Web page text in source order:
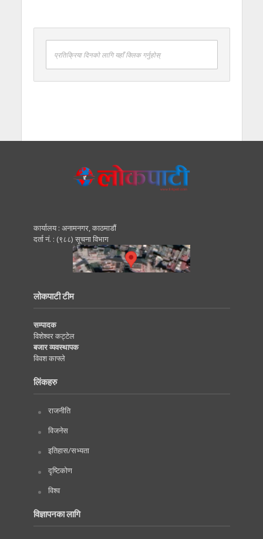
प्रतिक्रिया दिनको लागि यहाँ क्लिक गर्नुहोस्
कार्यालय : अनामनगर, काठमाडाैं
दर्ता नं. : (९८८) सूचना विभाग
लोकपाटी टीम
सम्पादक
विशेश्वर कट्टेल
बजार व्यवस्थापक
विवश काफ्ले
लिंकहरु
राजनीति
विजनेस
इतिहास/सभ्यता
दृष्टिकोण
विश्व
विज्ञापनका लागि